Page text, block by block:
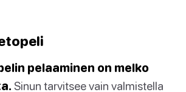
pelaaminen on melko
Sinun tarvitsee vain valmistella